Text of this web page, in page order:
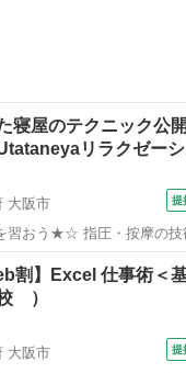
寝屋のテクニック公
リラクゼー
大阪市 提
おう★☆ 指圧・按摩の技
ージを習ってみよう！お家
す！ お仕事帰りにでも参
スト有 ...
体
割】Excel 仕事術＜
）
大阪市 提